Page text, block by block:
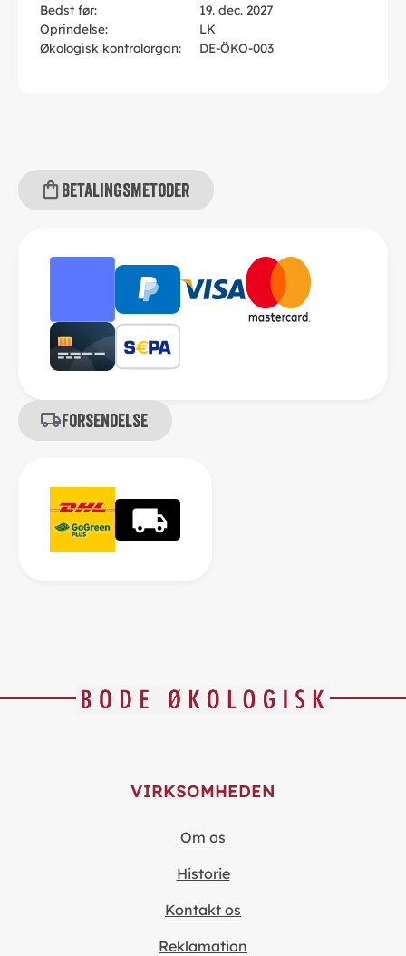
Bedst før:
19. dec. 2027
Oprindelse:
LK
Økologisk kontrolorgan:
DE-ÖKO-003
Betalingsmetoder
Forsendelse
VIRKSOMHEDEN
Om os
Historie
Kontakt os
Reklamation